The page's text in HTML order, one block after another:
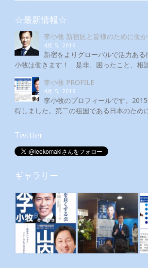
☆最新情報☆
李小牧 新宿区と皆様のために働
4月 5, 2019
新宿をよりグローバルで活力あ
小牧は働きます！ 是非、困ったこと、相
李小牧 PROFILE
4月 5, 2019
李小牧のプロフィールです。
得しました。第二の祖国である日本のため
Twitter
ギャラリー